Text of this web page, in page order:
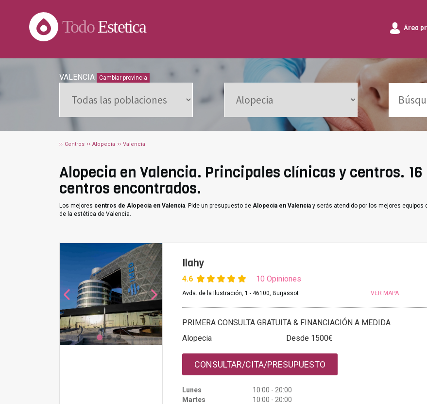
TodoEstetica Área
VALENCIA Cambiar provincia
Centros Alopecia Valencia
Alopecia en Valencia. Principales clínicas y centros. 16
centros encontrados.
Los mejores centros de Alopecia en Valencia. Pide un presupuesto de Alopecia en Valencia y serás atendido por los mejores equipos
de la estética de Valencia.
Ilahy
4.6 10 Opiniones
Avda. de la Ilustración, 1 - 46100, Burjassot VER MAPA
PRIMERA CONSULTA GRATUITA & FINANCIACIÓN A MEDIDA
Alopecia
Desde 1500€
CONSULTAR/CITA/PRESUPUESTO
Lunes
10:00 - 20:00
Martes
10:00 - 20:00